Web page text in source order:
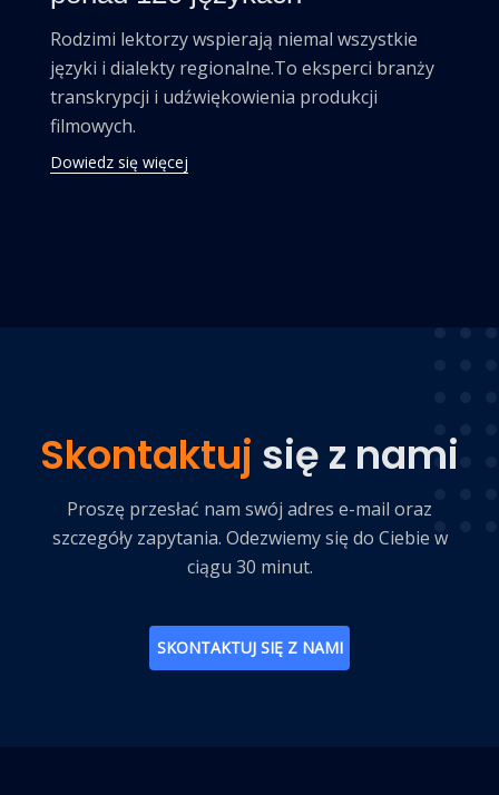
Rodzimi lektorzy wspierają niemal wszystkie
języki i dialekty regionalne.To eksperci branży
transkrypcji i udźwiękowienia produkcji
filmowych.
Dowiedz się więcej
Skontaktuj się z nami
Proszę przesłać nam swój adres e-mail oraz
szczegóły zapytania. Odezwiemy się do Ciebie w
ciągu 30 minut.
SKONTAKTUJ SIĘ Z NAMI